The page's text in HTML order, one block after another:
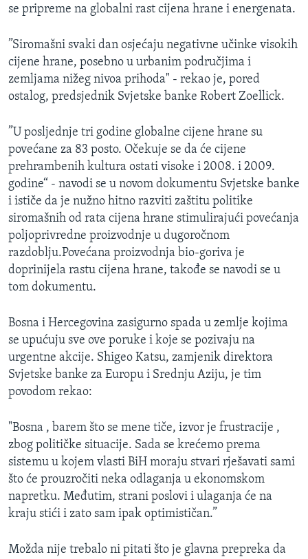
ŽENSKA STRANA
IZBJEGLIČKA STRANA
MAGAZIN
O GLASU AMERIKE
Learning English
PRATITE NAS
Jezici
se pripreme na globalni rast cijena hrane i energenata.
”Siromašni svaki dan osjećaju negativne učinke visokih
cijene hrane, posebno u urbanim područjima i
zemljama nižeg nivoa prihoda" - rekao je, pored
ostalog, predsjednik Svjetske banke Robert Zoellick.
”U posljednje tri godine globalne cijene hrane su
povećane za 83 posto. Očekuje se da će cijene
prehrambenih kultura ostati visoke i 2008. i 2009.
godine“ - navodi se u novom dokumentu Svjetske banke
i ističe da je nužno hitno razviti zaštitu politike
siromašnih od rata cijena hrane stimulirajući povećanja
poljoprivredne proizvodnje u dugoročnom
razdoblju.Povećana proizvodnja bio-goriva je
doprinijela rastu cijena hrane, takođe se navodi se u
tom dokumentu.
Bosna i Hercegovina zasigurno spada u zemlje kojima
se upućuju sve ove poruke i koje se pozivaju na
urgentne akcije. Shigeo Katsu, zamjenik direktora
Svjetske banke za Europu i Srednju Aziju, je tim
povodom rekao:
"Bosna , barem što se mene tiče, izvor je frustracije ,
zbog političke situacije. Sada se krećemo prema
sistemu u kojem vlasti BiH moraju stvari rješavati sami
što će prouzročiti neka odlaganja u ekonomskom
napretku. Međutim, strani poslovi i ulaganja će na
kraju stići i zato sam ipak optimističan.”
Možda nije trebalo ni pitati što je glavna prepreka da